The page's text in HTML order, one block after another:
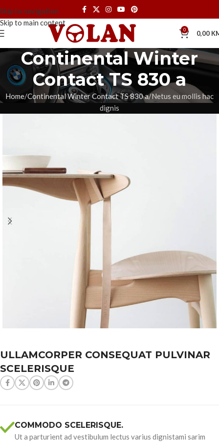
Skip to navigation
Skip to main content
0 0,00
Continental Winter
Contact TS 830 a
Home Continental Winter Contact TS 830 a Netus eu mollis hac
dignis
ULLAMCORPER CONSEQUAT PULVINAR
SCELERISQUE
COMMODO SCELERISQUE.
Ut a parturient ad vestibulum lectus varius dignistami sarim